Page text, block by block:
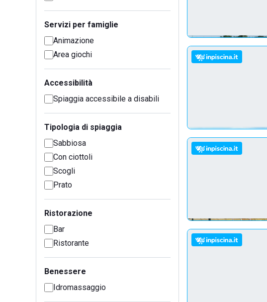
Servizi per famiglie
Animazione
Area giochi
Accessibilità
Spiaggia accessibile a disabili
Tipologia di spiaggia
Sabbiosa
Con ciottoli
Scogli
Prato
Ristorazione
Bar
Ristorante
Benessere
Idromassaggio